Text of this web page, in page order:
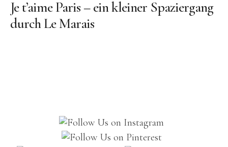
Hauptgerichte
Pizza & Quiche
Eis
Saft & Sirup
Je t’aime Paris – ein kleiner Spaziergang
durch Le Marais